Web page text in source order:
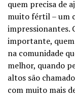
quem precisa de
muito fértil – um
impressionantes.
importante,
na comunidade
melhor, quando
altos são
com muito mais